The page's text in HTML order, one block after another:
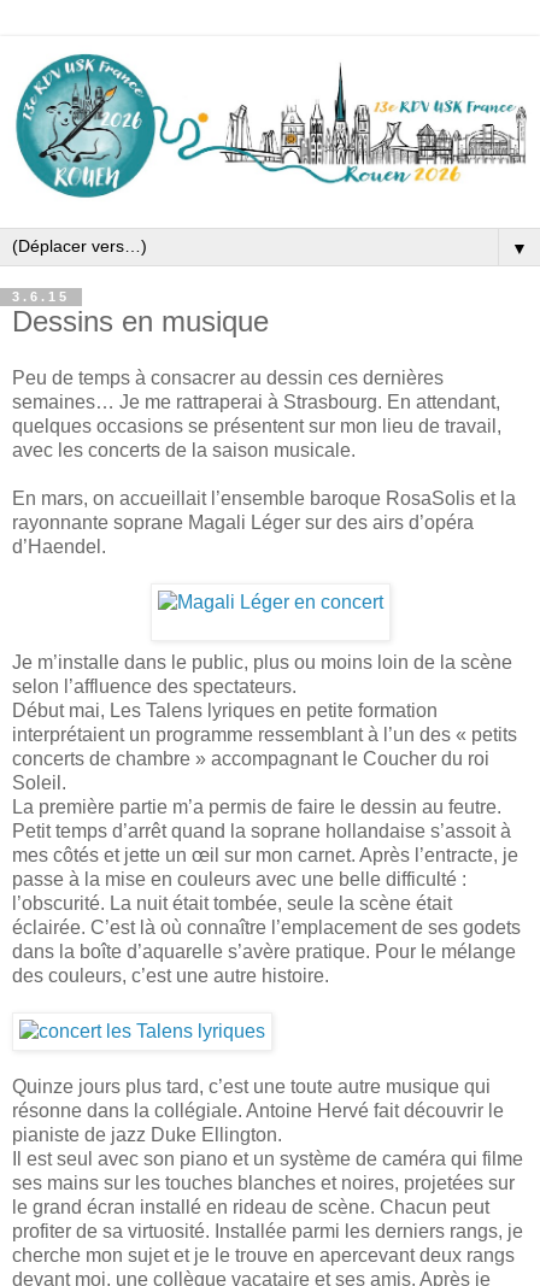
▼
3.6.15
Dessins en musique
Peu de temps à consacrer au dessin ces dernières
semaines… Je me rattraperai à Strasbourg. En attendant,
quelques occasions se présentent sur mon lieu de travail,
avec les concerts de la saison musicale.
En mars, on accueillait l’ensemble baroque RosaSolis et la
rayonnante soprane Magali Léger sur des airs d’opéra
d’Haendel.
Je m’installe dans le public, plus ou moins loin de la scène
selon l’affluence des spectateurs.
Début mai, Les Talens lyriques en petite formation
interprétaient un programme ressemblant à l’un des « petits
concerts de chambre » accompagnant le Coucher du roi
Soleil.
La première partie m’a permis de faire le dessin au feutre.
Petit temps d’arrêt quand la soprane hollandaise s’assoit à
mes côtés et jette un œil sur mon carnet. Après l’entracte, je
passe à la mise en couleurs avec une belle difficulté :
l’obscurité. La nuit était tombée, seule la scène était
éclairée. C’est là où connaître l’emplacement de ses godets
dans la boîte d’aquarelle s’avère pratique. Pour le mélange
des couleurs, c’est une autre histoire.
Quinze jours plus tard, c’est une toute autre musique qui
résonne dans la collégiale. Antoine Hervé fait découvrir le
pianiste de jazz Duke Ellington.
Il est seul avec son piano et un système de caméra qui filme
ses mains sur les touches blanches et noires, projetées sur
le grand écran installé en rideau de scène. Chacun peut
profiter de sa virtuosité. Installée parmi les derniers rangs, je
cherche mon sujet et je le trouve en apercevant deux rangs
devant moi, une collègue vacataire et ses amis. Après je